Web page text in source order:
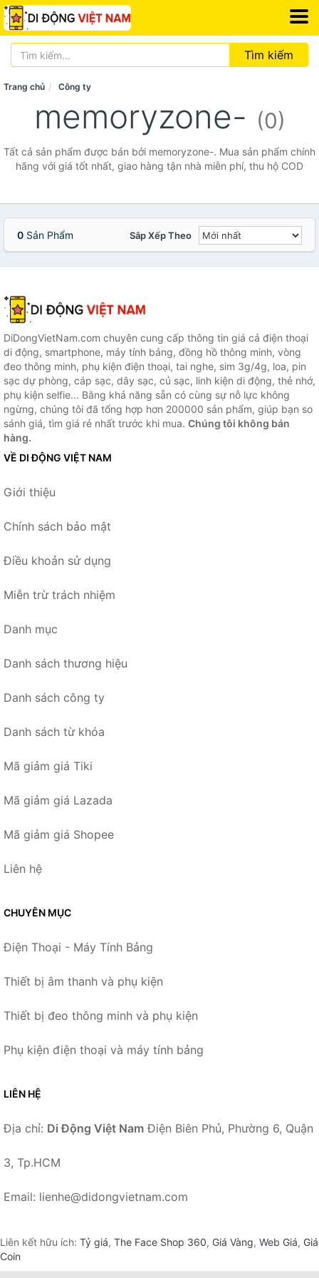
Tìm kiếm
Trang chủ Công ty
memoryzone- (0)
Tất cả sản phẩm được bán bởi memoryzone-. Mua sản phẩm chính
hãng với giá tốt nhất, giao hàng tận nhà miễn phí, thu hộ COD
0 Sản Phẩm Sắp Xếp Theo
DiDongVietNam.com chuyên cung cấp thông tin giá cả điện thoại
di động, smartphone, máy tính bảng, đồng hồ thông minh, vòng
đeo thông minh, phụ kiện điện thoại, tai nghe, sim 3g/4g, loa, pin
sạc dự phòng, cáp sạc, dây sạc, củ sạc, linh kiện di động, thẻ nhớ,
phụ kiện selfie... Bằng khả năng sẵn có cùng sự nỗ lực không
ngừng, chúng tôi đã tổng hợp hơn 200000 sản phẩm, giúp bạn so
sánh giá, tìm giá rẻ nhất trước khi mua. Chúng tôi không bán
hàng.
VỀ DI ĐỘNG VIỆT NAM
Giới thiệu
Chính sách bảo mật
Điều khoản sử dụng
Miễn trừ trách nhiệm
Danh mục
Danh sách thương hiệu
Danh sách công ty
Danh sách từ khóa
Mã giảm giá Tiki
Mã giảm giá Lazada
Mã giảm giá Shopee
Liên hệ
CHUYÊN MỤC
Điện Thoại - Máy Tính Bảng
Thiết bị âm thanh và phụ kiện
Thiết bị đeo thông minh và phụ kiện
Phụ kiện điện thoại và máy tính bảng
LIÊN HỆ
Địa chỉ: Di Động Việt Nam Điện Biên Phủ, Phường 6, Quận
3, Tp.HCM
Email: lienhe@didongvietnam.com
Liên kết hữu ích: Tỷ giá, The Face Shop 360, Giá Vàng, Web Giá, Giá
Coin